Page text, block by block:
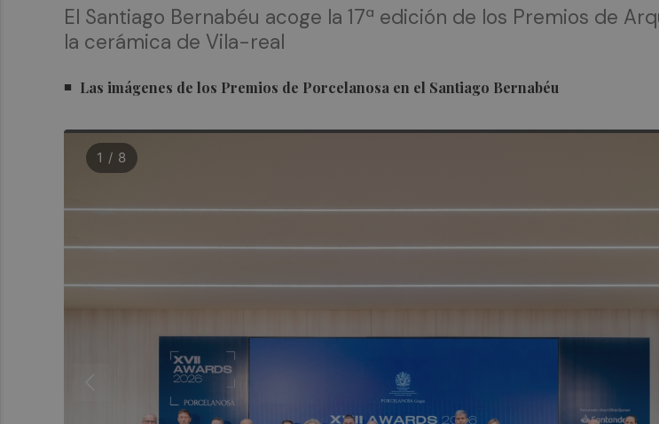
El Santiago Bernabéu acoge la 17ª edición de los Premios de
la cerámica de Vila-real
Las imágenes de los Premios de Porcelanosa en el Santiago Bernabéu
1 / 8